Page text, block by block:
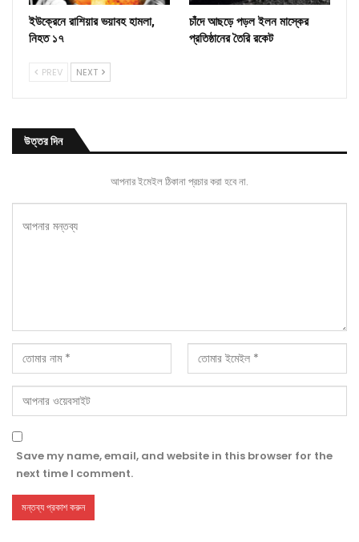
ইউক্রেনে রাশিয়ার ভয়াবহ হামলা,
নিহত ১৭
চাঁদে আছড়ে পড়ল ইলন মাস্কের
প্রতিষ্ঠানের তৈরি রকেট
PREV NEXT
উত্তর দিন
আপনার ইমেইল ঠিকানা প্রচার করা হবে না.
Save my name, email, and website in this browser for the
next time I comment.